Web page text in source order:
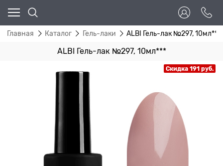
Главная Каталог Гель-лаки ALBI Гель-лак №297, 10мл***
ALBI Гель-лак №297, 10мл***
Скидка 191 руб.